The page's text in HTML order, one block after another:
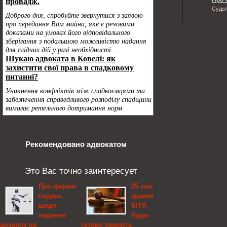
Рекомендовано адвокатом
Это Вас точно заинтересует
Про форми
подань
щодо
надання
дозволу на
25 мая
здание
КГГА
будет
готово принять